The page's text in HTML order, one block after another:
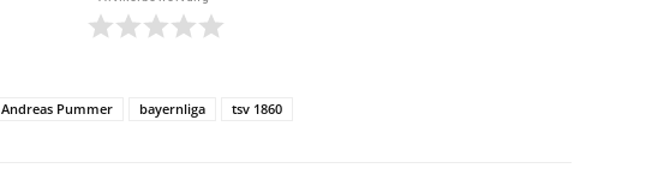
Andreas Pummer bayernliga tsv 1860